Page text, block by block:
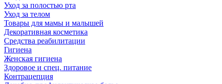
Уход за полостью рта
Уход за телом
Товары для мамы и малышей
Декоративная косметика
Средства реабилитации
Гигиена
Женская гигиена
Здоровое и спец. питание
Контрацепция